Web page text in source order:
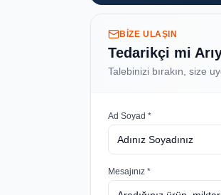
BIZE ULAŞIN
Tedarikçi mi
Talebinizi bırakın, size
Ad Soyad *
Mesajınız *